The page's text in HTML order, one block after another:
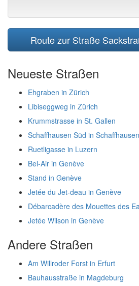
Route zur Straße
Neueste Straßen
Ehgraben in Zürich
Libiseggweg in Zürich
Krummstrasse in St. Gallen
Schaffhausen Süd in Schaffhausen
Ruetligasse in Luzern
Bel-Air in Genève
Stand in Genève
Jetée du Jet-deau in Genève
Débarcadère des Mouettes des
Jetée Wilson in Genève
Andere Straßen
Am Willroder Forst in Erfurt
Bauhausstraße in Magdeburg